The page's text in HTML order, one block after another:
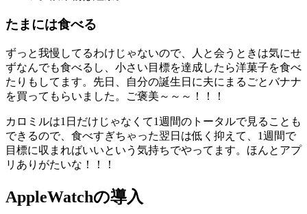
たまには食べる
ずっと我慢してるわけじゃないので、人と会うときは気にせ
ずなんでも食べるし、小さい目標を達成したら洋菓子を食べ
たりもしてます。先日、自分の誕生日に夫にまるごとバナナ
を買ってもらいました。ご褒美～～～！！！
カロミルは1日だけじゃなくて1週間のトータルで見ることも
できるので、食べすぎちゃった翌日は低く抑えて、1週間で
目標に収まればいいという気持ちでやってます。ほんとアプ
リありがたいな！！！
AppleWatchの導入